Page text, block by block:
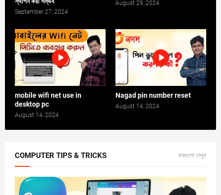
September 27, 2024
August 29, 2024
mobile wifi net use in
desktop pc
August 14, 2024
Nagad pin number reset
August 14, 2024
COMPUTER TIPS & TRICKS সবগুলো দেখুন